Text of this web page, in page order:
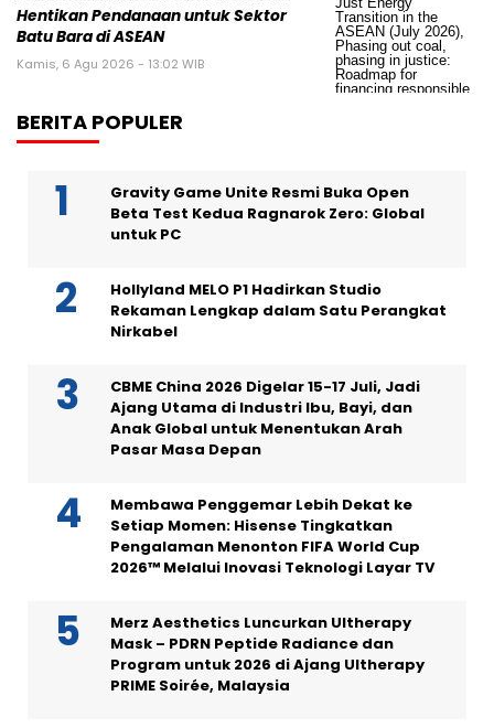
Hentikan Pendanaan untuk Sektor
Batu Bara di ASEAN
Kamis, 6 Agu 2026 - 13:02 WIB
BERITA POPULER
Gravity Game Unite Resmi Buka Open
Beta Test Kedua Ragnarok Zero: Global
untuk PC
Hollyland MELO P1 Hadirkan Studio
Rekaman Lengkap dalam Satu Perangkat
Nirkabel
CBME China 2026 Digelar 15-17 Juli, Jadi
Ajang Utama di Industri Ibu, Bayi, dan
Anak Global untuk Menentukan Arah
Pasar Masa Depan
Membawa Penggemar Lebih Dekat ke
Setiap Momen: Hisense Tingkatkan
Pengalaman Menonton FIFA World Cup
2026™ Melalui Inovasi Teknologi Layar TV
Merz Aesthetics Luncurkan Ultherapy
Mask – PDRN Peptide Radiance dan
Program untuk 2026 di Ajang Ultherapy
PRIME Soirée, Malaysia